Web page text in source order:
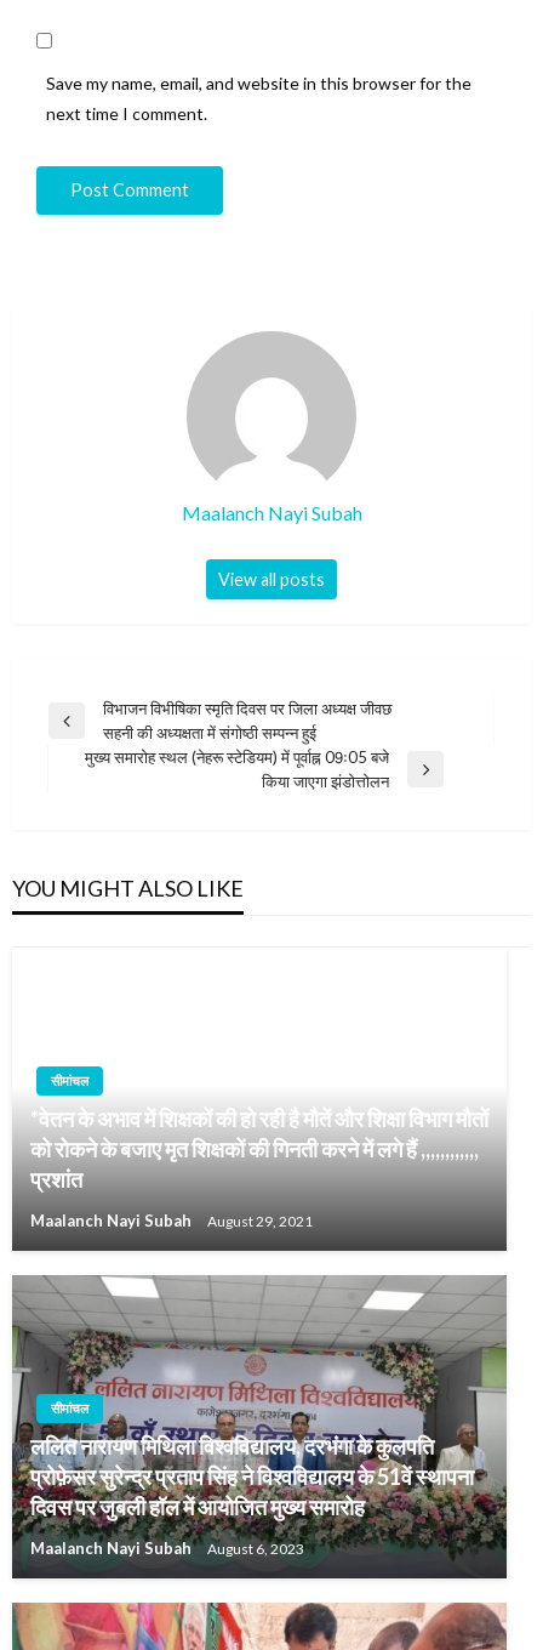
Save my name, email, and website in this browser for the
next time I comment.
Maalanch Nayi Subah
View all posts
Post
navigation
Previous
विभाजन विभीषिका स्मृति दिवस पर जिला अध्यक्ष जीवछ
सहनी की अध्यक्षता में संगोष्ठी सम्पन्न हुई
मुख्य समारोह स्थल (नेहरू स्टेडियम) में पूर्वाह्न 09ः05 बजे
किया जाएगा झंडोत्तोलन
YOU MIGHT ALSO LIKE
सीमांचल
*वेतन के अभाव में शिक्षकों की हो रही है मौतें और शिक्षा विभाग मौतों
को रोकने के बजाए मृत शिक्षकों की गिनती करने में लगे हैं ,,,,,,,,,,,,
प्रशांत
Maalanch Nayi Subah August 29, 2021
सीमांचल
ललित नारायण मिथिला विश्वविद्यालय, दरभंगा के कुलपति
प्रोफ़ेसर सुरेन्द्र प्रताप सिंह ने विश्वविद्यालय के 51वें स्थापना
दिवस पर जुबली हॉल में आयोजित मुख्य समारोह
Maalanch Nayi Subah August 6, 2023